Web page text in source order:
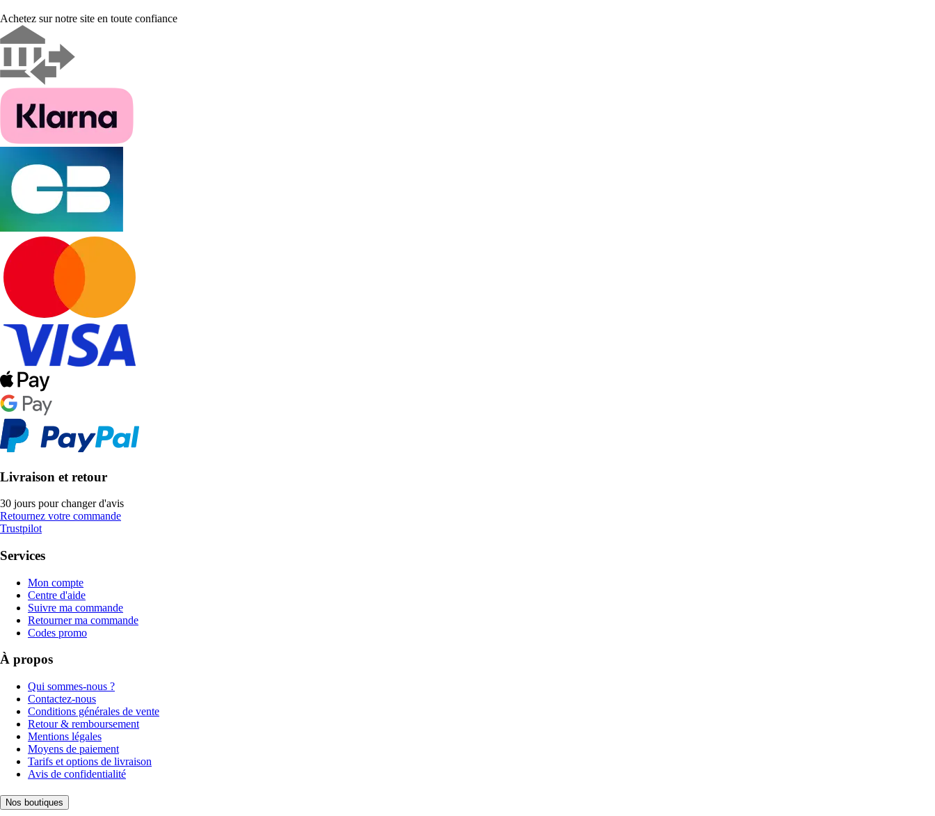
Achetez sur notre site en toute confiance
Livraison et retour
30 jours pour changer d'avis
Retournez votre commande
Trustpilot
Services
Mon compte
Centre d'aide
Suivre ma commande
Retourner ma commande
Codes promo
À propos
Qui sommes-nous ?
Contactez-nous
Conditions générales de vente
Retour & remboursement
Mentions légales
Moyens de paiement
Tarifs et options de livraison
Avis de confidentialité
Nos boutiques